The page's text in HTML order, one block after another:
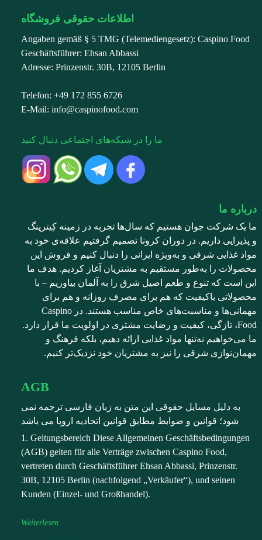
اطلاعات حقوقی فروشگاه
Angaben gemäß § 5 TMG (Telemediengesetz): Caspino Food
Geschäftsführer: Ehsan Abbassi
Adresse: Prinzenstr. 30B, 12105 Berlin
Telefon: +49 172 855 6726
E-Mail: info@caspinofood.com
ما را در شبکه‌های اجتماعی دنبال کنید
درباره ما
ما یک شرکت جوان هستیم که سال‌ها تجربه در زمینه کِیترینگ
و پذیرایی داریم. در دوران کرونا تصمیم گرفتیم علاقه‌ی خود به
مواد غذایی شرقی و به‌ویژه ایرانی را دنبال کنیم و فروش این
محصولات را به‌طور مستقیم به مشتریان آغاز کردیم. هدف ما
این است که تنوع و طعم اصیل شرق را به آلمان بیاوریم – با
محصولاتی باکیفیت که هم برای مصرف روزانه و هم برای
مهمانی‌ها و مناسبت‌های خاص مناسب هستند. در Caspino
Food، تازگی، کیفیت و رضایت مشتری در اولویت ما قرار دارد.
ما می‌خواهیم نه‌تنها مواد غذایی ارائه دهیم، بلکه فرهنگ و
مهمان‌نوازی شرقی را نیز به مشتریان خود نزدیک‌تر کنیم.
AGB
به دلیل مسایل حقوقی این متن به زبان فارسی ترجمه نمی
شود؛ قوانین و ضوابط مطابق قوانین اتحادیه اروپا می باشد
1. Geltungsbereich Diese Allgemeinen Geschäftsbedingungen
(AGB) gelten für alle Verträge zwischen Caspino Food,
vertreten durch Geschäftsführer Ehsan Abbassi, Prinzenstr.
30B, 12105 Berlin (nachfolgend „Verkäufer“), und seinen
Kunden (Einzel- und Großhandel).
Weiterlesen